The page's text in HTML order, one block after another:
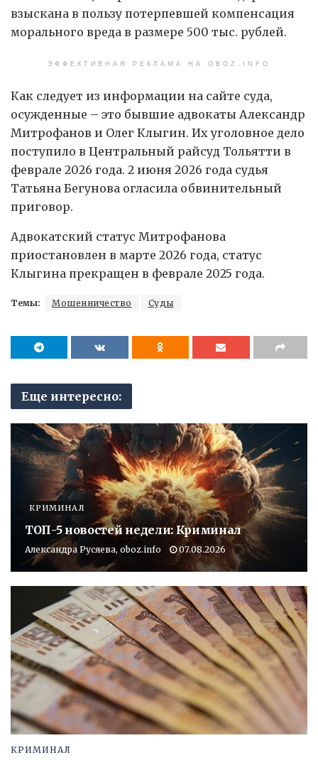
взыскана в пользу потерпевшей компенсация
морального вреда в размере 500 тыс. рублей.
ЭФФЕКТИВНАЯ РЕКЛАМА НА OBOZ.INFO
Как следует из информации на сайте суда,
осужденные – это бывшие адвокаты Александр
Митрофанов и Олег Клыгин. Их уголовное дело
поступило в Центральный райсуд Тольятти в
феврале 2026 года. 2 июня 2026 года судья
Татьяна Бегунова огласила обвинительный
приговор.
Адвокатский статус Митрофанова
приостановлен в марте 2026 года, статус
Клыгина прекращен в феврале 2025 года.
Темы: Мошенничество Суды
Еще интересно:
КРИМИНАЛ
ТОП-5 новостей недели: Криминал
Александра Русяева, oboz.info 07.08.2026
КРИМИНАЛ